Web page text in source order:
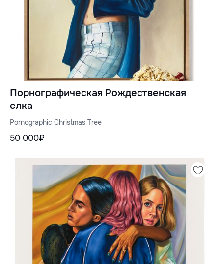
Порнографическая Рождественская
елка
Pornographic Christmas Tree
50 000₽